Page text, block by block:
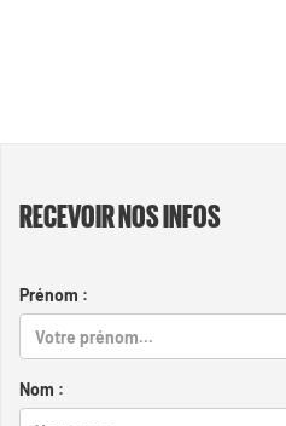
RECEVOIR NOS INFOS
Prénom :
Nom :